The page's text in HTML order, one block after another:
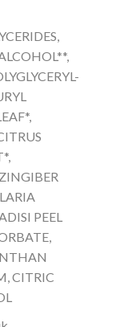
PEEL
CITRIC